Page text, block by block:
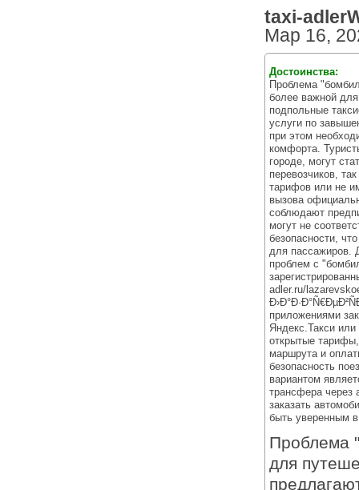
taxi-
Мар 16,
Достоинства:
Проблема
более важной
подпольные
услуги по
при этом
комфорта.
городе, могут
перевозчиков,
тарифов или не
вызова
соблюдают
могут не
безопасности,
для пассажиров.
проблем с
adler.ru/
приложениями
Яндекс.Такси
открытые
маршрута и
безопасность
вариантом
трансфера через
заказать
быть уверенным
Проблема
для